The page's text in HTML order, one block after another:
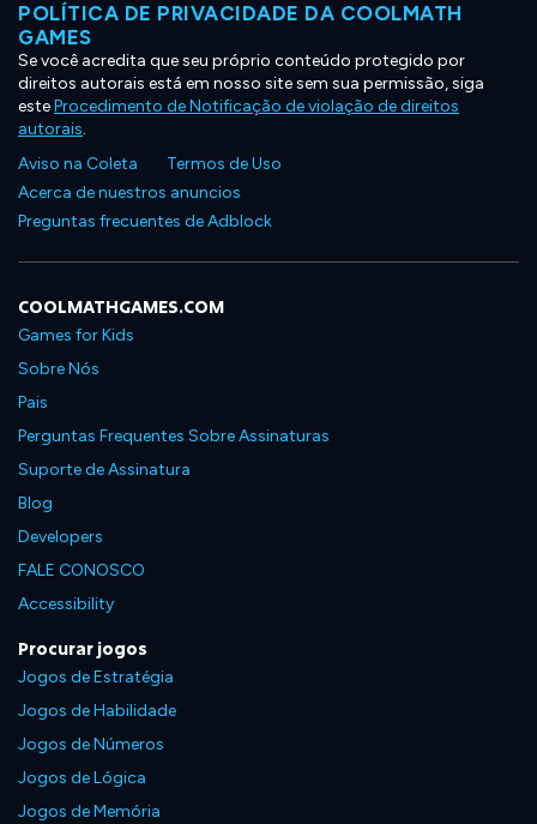
POLÍTICA DE PRIVACIDADE DA COOLMATH
GAMES
Se você acredita que seu próprio conteúdo protegido por
direitos autorais está em nosso site sem sua permissão, siga
esteProcedimento de Notificação de violação de direitos
autorais.
Aviso na Coleta
Termos de Uso
Acerca de nuestros anuncios
Preguntas frecuentes de Adblock
COOLMATHGAMES.COM
Games for Kids
Sobre Nós
Pais
Perguntas Frequentes Sobre Assinaturas
Suporte de Assinatura
Blog
Developers
FALE CONOSCO
Accessibility
Procurar jogos
Jogos de Estratégia
Jogos de Habilidade
Jogos de Números
Jogos de Lógica
Jogos de Memória